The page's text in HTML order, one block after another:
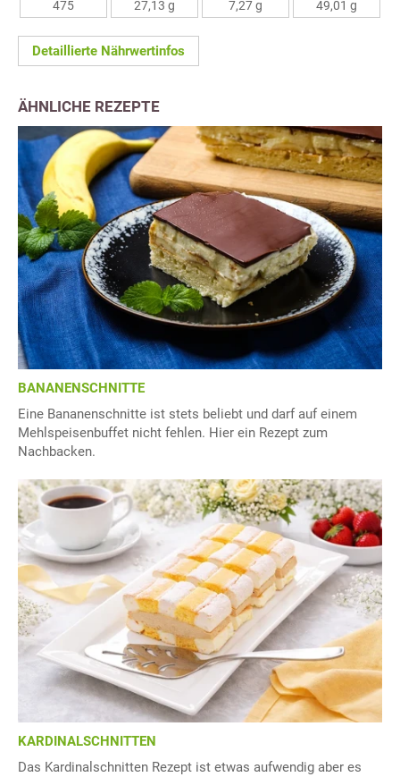
475 27,13 g 7,27 g 49,01 g
Detaillierte Nährwertinfos
ÄHNLICHE REZEPTE
BANANENSCHNITTE
Eine Bananenschnitte ist stets beliebt und darf auf einem
Mehlspeisenbuffet nicht fehlen. Hier ein Rezept zum
Nachbacken.
KARDINALSCHNITTEN
Das Kardinalschnitten Rezept ist etwas aufwendig aber es